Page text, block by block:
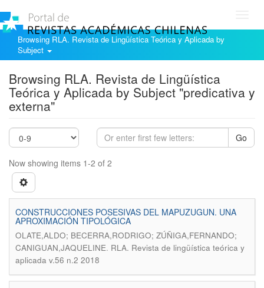
Browsing RLA. Revista de Lingüística Teórica y Aplicada by
Subject
Browsing RLA. Revista de Lingüística
Teórica y Aplicada by Subject "predicativa y
externa"
Go
Now showing items 1-2 of 2
CONSTRUCCIONES POSESIVAS DEL MAPUZUGUN. UNA
APROXIMACIÓN TIPOLÓGICA
OLATE,ALDO; BECERRA,RODRIGO; ZÚÑIGA,FERNANDO;
CANIGUAN,JAQUELINE. RLA. Revista de lingüística teórica y
aplicada v.56 n.2 2018